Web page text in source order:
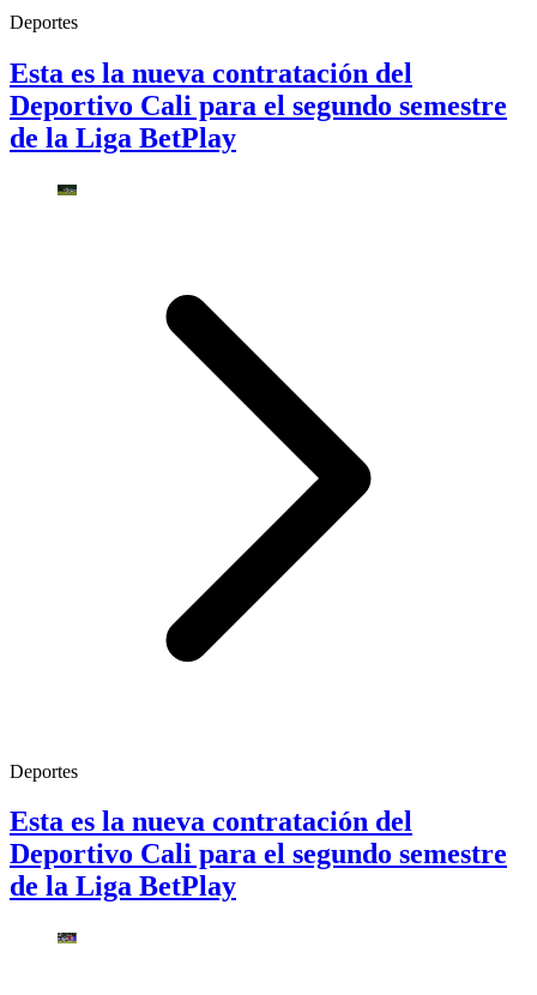
Deportes
Esta es la nueva contratación del
Deportivo Cali para el segundo semestre
de la Liga BetPlay
Deportes
Esta es la nueva contratación del
Deportivo Cali para el segundo semestre
de la Liga BetPlay